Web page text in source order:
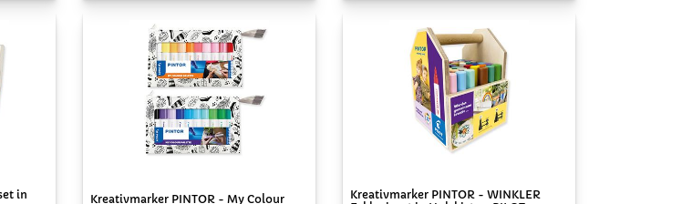
in
Kreativmarker PINTOR - My Colour
Kreativmarker PINTOR - WINKLER